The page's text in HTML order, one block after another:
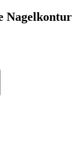
Nagelkontur